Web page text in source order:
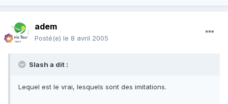
adem
Posté(e) le 8 avril 2005
Slash a dit :
Lequel est le vrai, lesquels sont des imitations.